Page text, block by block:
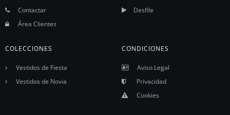
Contactar
Área Clientes
Desfile
COLECCIONES
Vestidos de Fiesta
Vestidos de Novia
CONDICIONES
Aviso Legal
Privacidad
Cookies